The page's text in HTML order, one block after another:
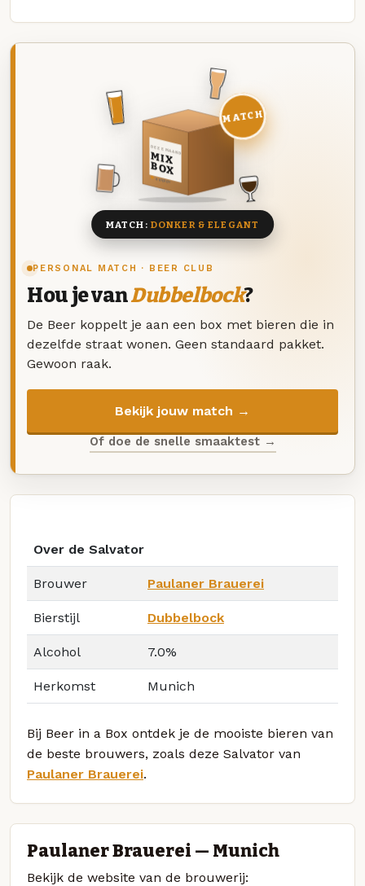
PERSONAL MATCH · BEER CLUB
Hou je vanDubbelbock?
De Beer koppelt je aan een box met bieren die in
dezelfde straat wonen. Geen standaard pakket.
Gewoon raak.
Bekijk jouw match →
Of doe de snelle smaaktest →
DEZE MAAND
MIX
BOX
8 BIEREN
MATCH
MATCH: DONKER & ELEGANT
Over de Salvator
Brouwer Paulaner Brauerei
Bierstijl Dubbelbock
Alcohol 7.0%
Herkomst Munich
Bij Beer in a Box ontdek je de mooiste bieren van
de beste brouwers, zoals deze Salvator van
Paulaner Brauerei.
Paulaner Brauerei — Munich
Bekijk de website van de brouwerij: